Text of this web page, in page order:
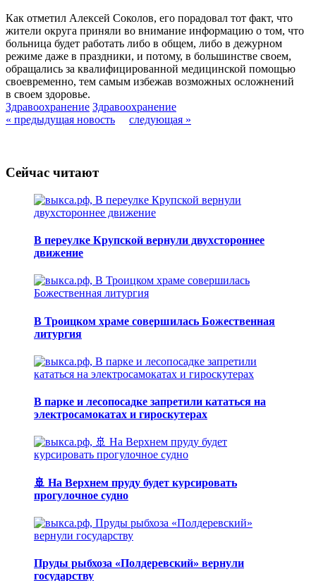
Как отметил Алексей Соколов, его порадовал тот факт, что
жители округа приняли во внимание информацию о том, что
больница будет работать либо в общем, либо в дежурном
режиме даже в праздники, и потому, в большинстве своем,
обращались за квалифицированной медицинской помощью
своевременно, тем самым избежав возможных осложнений
в своем здоровье.
Здравоохранение Здравоохранение
« предыдущая новость
следующая »
Сейчас читают
В переулке Крупской вернули двухстороннее
движение
В Троицком храме совершилась Божественная
литургия
В парке и лесопосадке запретили кататься на
электросамокатах и гироскутерах
🚢 На Верхнем пруду будет курсировать
прогулочное судно
Пруды рыбхоза «Полдеревский» вернули
государству